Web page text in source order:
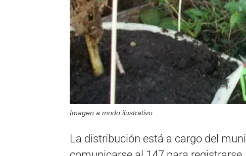
Imagen a modo ilustrativo.
La distribución está a cargo del